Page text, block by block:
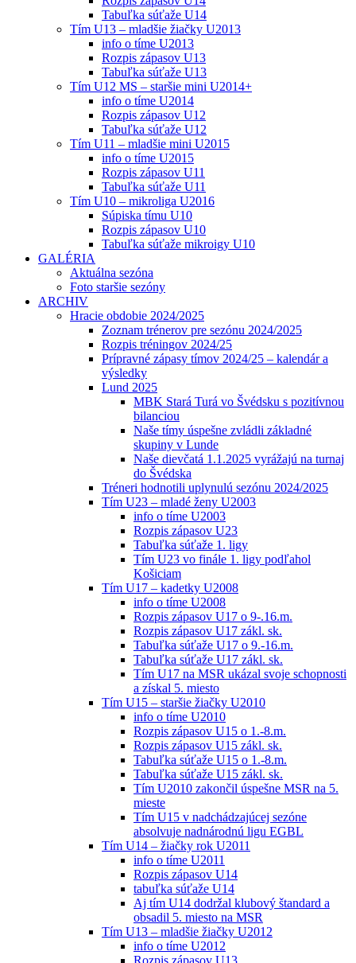
Tabuľka súťaže U14
Tím U13 – mladšie žiačky U2013
info o tíme U2013
Rozpis zápasov U13
Tabuľka súťaže U13
Tím U12 MS – staršie mini U2014+
info o tíme U2014
Rozpis zápasov U12
Tabuľka súťaže U12
Tím U11 – mladšie mini U2015
info o tíme U2015
Rozpis zápasov U11
Tabuľka súťaže U11
Tím U10 – mikroliga U2016
Súpiska tímu U10
Rozpis zápasov U10
Tabuľka súťaže mikroigy U10
GALÉRIA
Aktuálna sezóna
Foto staršie sezóny
ARCHIV
Hracie obdobie 2024/2025
Zoznam trénerov pre sezónu 2024/2025
Rozpis tréningov 2024/25
Prípravné zápasy tímov 2024/25 – kalendár a
výsledky
Lund 2025
MBK Stará Turá vo Švédsku s pozitívnou
bilanciou
Naše tímy úspešne zvládli základné
skupiny v Lunde
Naše dievčatá 1.1.2025 vyrážajú na turnaj
do Švédska
Tréneri hodnotili uplynulú sezónu 2024/2025
Tím U23 – mladé ženy U2003
info o tíme U2003
Rozpis zápasov U23
Tabuľka súťaže 1. ligy
Tím U23 vo finále 1. ligy podľahol
Košiciam
Tím U17 – kadetky U2008
info o tíme U2008
Rozpis zápasov U17 o 9-.16.m.
Rozpis zápasov U17 zákl. sk.
Tabuľka súťaže U17 o 9.-16.m.
Tabuľka súťaže U17 zákl. sk.
Tím U17 na MSR ukázal svoje schopnosti
a získal 5. miesto
Tím U15 – staršie žiačky U2010
info o tíme U2010
Rozpis zápasov U15 o 1.-8.m.
Rozpis zápasov U15 zákl. sk.
Tabuľka súťaže U15 o 1.-8.m.
Tabuľka súťaže U15 zákl. sk.
Tím U2010 zakončil úspešne MSR na 5.
mieste
Tím U15 v nadchádzajúcej sezóne
absolvuje nadnárodnú ligu EGBL
Tím U14 – žiačky rok U2011
info o tíme U2011
Rozpis zápasov U14
tabuľka súťaže U14
Aj tím U14 dodržal klubový štandard a
obsadil 5. miesto na MSR
Tím U13 – mladšie žiačky U2012
info o tíme U2012
Rozpis zápasov U13